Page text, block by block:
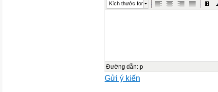
Kích thước font
Đường dẫn: p
Gửi ý kiến